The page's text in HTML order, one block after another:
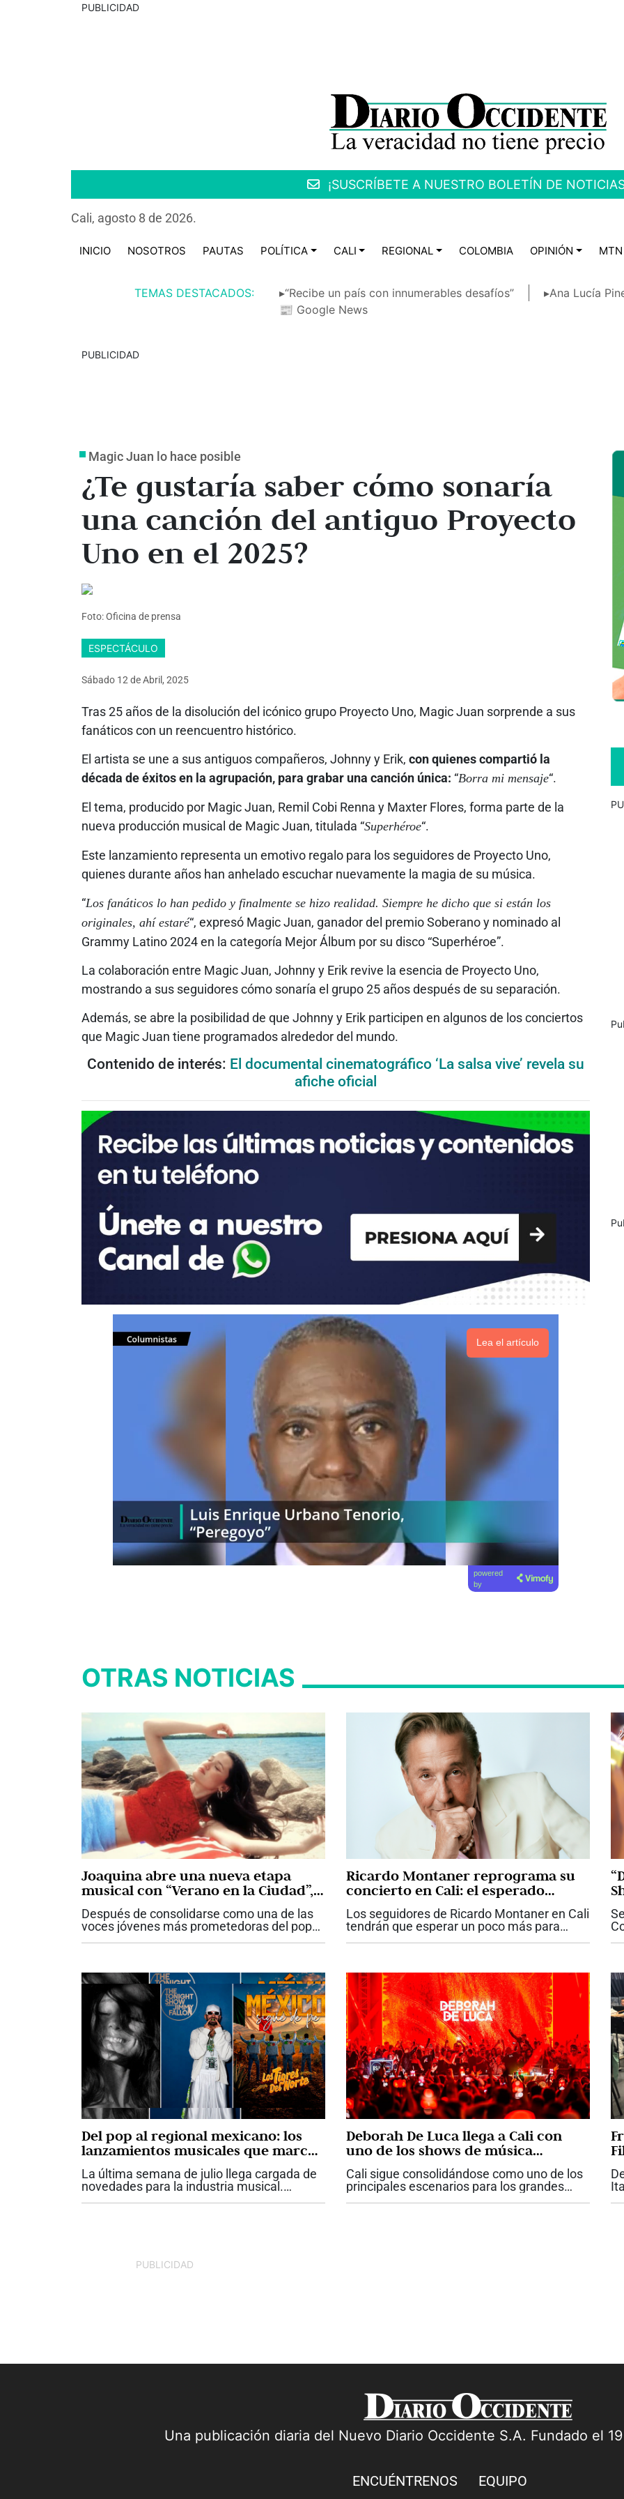
PUBLICIDAD
¡SUSCRÍBETE A NUESTRO BOLETÍN DE
Cali, agosto 8 de 2026.
INICIO NOSOTROS PAUTAS POLÍTICA CALI REGIONAL COLOMBIA OPINIÓN MTN
TEMAS DESTACADOS: ▸“Recibe un país con innumerables desafíos”
▸Ana Lucía
📰 Google News
PUBLICIDAD
Magic Juan lo hace posible
¿Te gustaría saber cómo sonaría
una canción del antiguo Proyecto
Uno en el 2025?
Foto: Oficina de prensa
ESPECTÁCULO
Sábado 12 deAbril, 2025
Tras 25 años de la disolución del icónico grupo Proyecto Uno, Magic Juan sorprende a sus
fanáticos con un reencuentro histórico.
El artista se une a sus antiguos compañeros, Johnny y Erik, con quienes compartió la
década de éxitos en la agrupación, para grabar una canción única: “Borra mi mensaje“.
El tema, producido por Magic Juan, Remil Cobi Renna y Maxter Flores, forma parte de la
nueva producción musical de Magic Juan, titulada “Superhéroe“.
Este lanzamiento representa un emotivo regalo para los seguidores de Proyecto Uno,
quienes durante años han anhelado escuchar nuevamente la magia de su música.
“Los fanáticos lo han pedido y finalmente se hizo realidad. Siempre he dicho que si están los
originales, ahí estaré“, expresó Magic Juan, ganador del premio Soberano y nominado al
Grammy Latino 2024 en la categoría Mejor Álbum por su disco “Superhéroe”.
La colaboración entre Magic Juan, Johnny y Erik revive la esencia de Proyecto Uno,
mostrando a sus seguidores cómo sonaría el grupo 25 años después de su separación.
Además, se abre la posibilidad de que Johnny y Erik participen en algunos de los conciertos
que Magic Juan tiene programados alrededor del mundo.
Contenido de interés: El documental cinematográfico ‘La salsa vive’ revela su
afiche oficial
Lea el artículo
powered
by
OTRAS NOTICIAS
Joaquina abre una nueva etapa
musical con “Verano en la Ciudad”,
un himno a la nostalgia y al hogar
Después de consolidarse como una de las
voces jóvenes más prometedoras del pop
latino, la cantautora venezolana Joaquina
Ricardo Montaner reprograma su
concierto en Cali: el esperado
reencuentro con el público será el
28 de octubre
Los seguidores de Ricardo Montaner en Cali
tendrán que esperar un poco más para
reencontrarse con una de las voces más
Del pop al regional mexicano: los
lanzamientos musicales que marcan
la semana
La última semana de julio llega cargada de
novedades para la industria musical.
Mientras una de las mayores estrellas del
Deborah De Luca llega a Cali con
uno de los shows de música
electrónica más esperados del año
Cali sigue consolidándose como uno de los
principales escenarios para los grandes
espectáculos internacionales en Colombia.
PUBLICIDAD
Una publicación diaria del Nuevo Diario Occidente S.A. Fundado el
ENCUÉNTRENOS EQUIPO